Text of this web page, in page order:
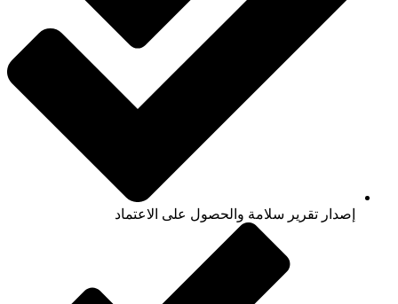
إصدار تقرير سلامة والحصول على الاعتماد